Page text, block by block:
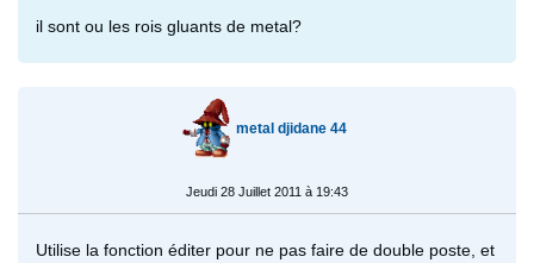
il sont ou les rois gluants de metal?
metal djidane 44
Jeudi 28 Juillet 2011 à 19:43
Utilise la fonction éditer pour ne pas faire de double poste, et